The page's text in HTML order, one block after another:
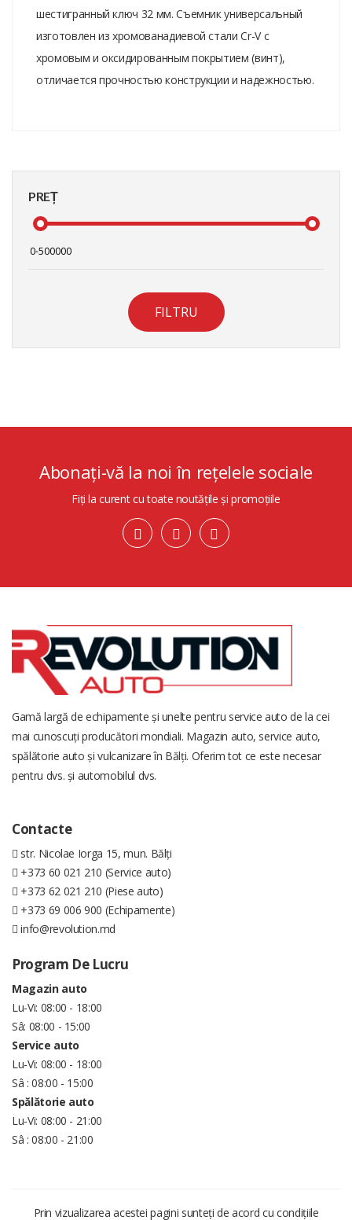
PREȚ
FILTRU
шестигранный ключ 32 мм. Съемник универсальный
изготовлен из хромованадиевой стали Cr-V с
хромовым и оксидированным покрытием (винт),
отличается прочностью конструкции и надежностью.
Abonați-vă la noi în rețelele sociale
Fiți la curent cu toate noutățile și promoțiile
Gamă largă de echipamente și unelte pentru service auto de la cei
mai cunoscuți producători mondiali. Magazin auto, service auto,
spălătorie auto și vulcanizare în Bălți. Oferim tot ce este necesar
pentru dvs. și automobilul dvs.
Contacte
str. Nicolae Iorga 15, mun. Bălți
+373 60 021 210 (Service auto)
+373 62 021 210 (Piese auto)
+373 69 006 900 (Echipamente)
info@revolution.md
Program De Lucru
Magazin auto
Lu-Vi: 08:00 - 18:00
Sâ: 08:00 - 15:00
Service auto
Lu-Vi: 08:00 - 18:00
Sâ : 08:00 - 15:00
Spălătorie auto
Lu-Vi: 08:00 - 21:00
Sâ : 08:00 - 21:00
Prin vizualizarea acestei pagini sunteți de acord cu condițiile